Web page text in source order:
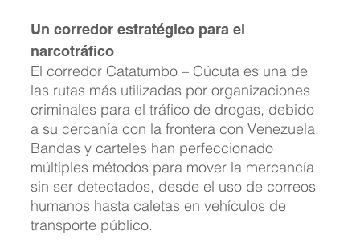
Un corredor estratégico para el
narcotráfico
El corredor Catatumbo – Cúcuta es una de
las rutas más utilizadas por organizaciones
criminales para el tráfico de drogas, debido
a su cercanía con la frontera con Venezuela.
Bandas y carteles han perfeccionado
múltiples métodos para mover la mercancía
sin ser detectados, desde el uso de correos
humanos hasta caletas en vehículos de
transporte público.